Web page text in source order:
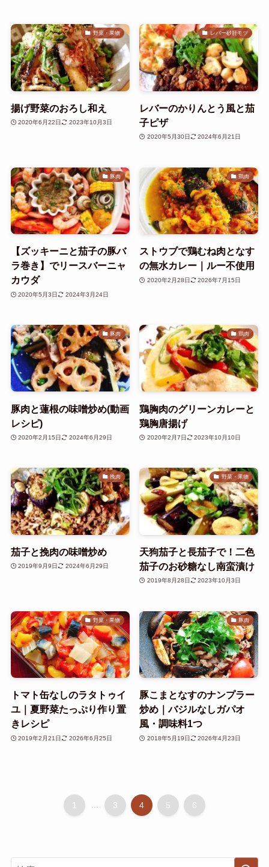
野菜・果物
揚げ野菜のおろし和え
2020年6月22日 2023年10月3日
レバー砂肝モツ
レバーのかりんとう風と茄
子ピザ
2020年5月30日 2024年6月21日
豚肉
【ズッキーニと茄子の豚バ
ラ巻き】でリースバーニャ
カウダ
2020年5月3日 2024年3月24日
鶏肉
ストウブで鶏むね肉となす
の無水カレー｜ルー不使用
2020年2月28日 2026年7月15日
豚肉
豚肉と蓮根の味噌炒め(動画
レシピ)
2020年2月15日 2024年6月29日
鶏肉
鶏胸肉のグリーンカレーと
鶏胸唐揚げ
2020年2月7日 2023年10月10日
挽肉
茄子と挽肉の味噌炒め
2019年9月9日 2024年6月29日
野菜・果物
天狗茄子と長茄子で！二色
茄子のお砂糖なし南蛮漬け
2019年8月28日 2023年10月3日
野菜・果物
トマト缶なしのラタトゥイ
ユ｜夏野菜たっぷり作り置
きレシピ
2019年2月21日 2026年6月25日
豚肉
豚こまとなすのナンプラー
炒め｜バジルなしガパオ
風・調味料1つ
2018年5月19日 2026年4月23日
1 ... 3 4 5 6